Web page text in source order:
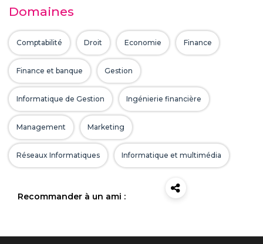
Domaines
Comptabilité Droit Economie Finance
Finance et banque Gestion
Informatique de Gestion Ingénierie financière
Management Marketing
Réseaux Informatiques Informatique et multimédia
Recommander à un ami :